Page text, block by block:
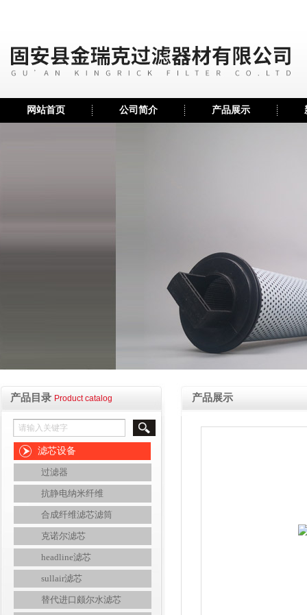
网站首页 公司简介 产品展示
产品目录 Product catalog
滤芯设备
过滤器
抗静电纳米纤维
合成纤维滤芯滤筒
克诺尔滤芯
headline滤芯
sullair滤芯
替代进口颇尔水滤芯
产品展示